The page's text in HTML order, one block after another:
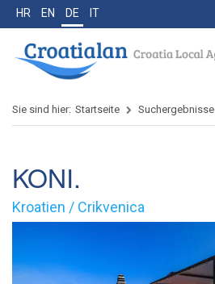
HR EN DE IT
Sie sind hier: Startseite Suchergebnisse
KONI.
Kroatien / Crikvenica